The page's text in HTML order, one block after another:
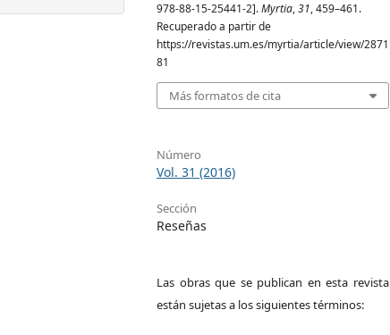
978-88-15-25441-2].Myrtia,31, 459–461.
Recuperado a partir de
https://revistas.um.es/myrtia/article/view/2871
81
Más formatos de cita
Número
Vol. 31 (2016)
Sección
Reseñas
Las obras que se publican en esta revista
están sujetas a los siguientes términos: